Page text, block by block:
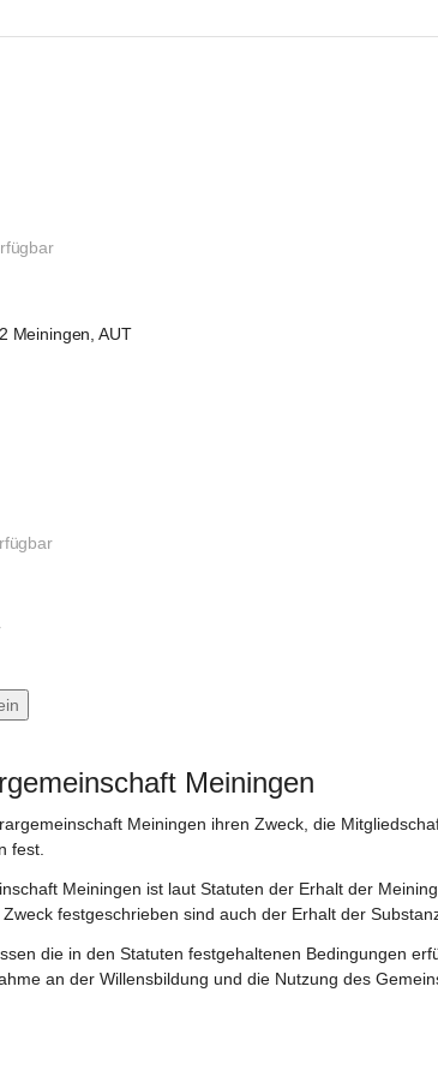
Meiningen, AUT
Meiningen
Meiningen ihren Zweck, die
fest.
Meiningen ist laut Statuten der Erhalt der
festgeschrieben sind auch der Erhalt der
die in den Statuten festgehaltenen Bedingungen
an der Willensbildung und die Nutzung des